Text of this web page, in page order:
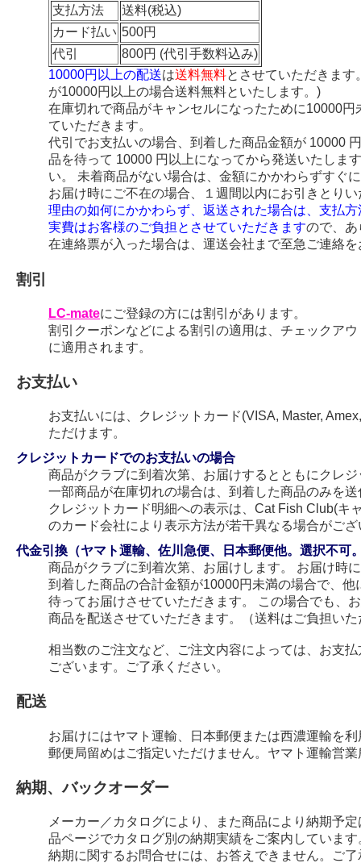
支払方法
送料(税込)
カード払い 500円
代引
800円 (代引手数料込み)
10000円以上の配送は送料無料とさせていただきま
が10000円以上の場合送料無料といたします。)
在庫切れで商品がキャンセルになったために10000
ていただきます。
代引でお支払いの場合、到着した商品金額が 10000
品を待って 10000 円以上になってから発送いたしま
い。 未着商品がない場合は、金額にかかわらずすぐ
お届け時にご不在の場合、１週間以内にお引きとり
理由の如何にかかわらず、返送された場合は、支払
実費はお客様のご負担とさせていただきますので、あ
在連絡票が入った場合は、運送会社まで至急ご連絡
割引
LC-mateにご登録の方には割引があります。
割引クーポンなどによる割引の適用は、チェックア
に適用されます。
お支払い
お支払いには、クレジットカード(VISA, Master,
ただけます。
クレジットカードでのお支払いの場合
商品がクラブに到着次第、お届けするとともにクレ
一部商品が在庫切れの場合は、到着した商品のみを
クレジットカード明細への表示は、Cat Fish Club(キ
のカード会社により表示方法が若干異なる場合がござ
代金引換（ヤマト運輸、佐川急便、日本郵便他。選択不可
商品がクラブに到着次第、お届けします。 お届け時
到着した商品の合計金額が10000円未満の場合で、
待ってお届けさせていただきます。 この場合でも、
商品を配送させていただきます。（送料はご負担い
相当数のご注文など、ご注文内容によっては、お支
ございます。ご了承ください。
配送
お届けにはヤマト運輸、日本郵便または西濃運輸を
郵便局留めはご指定いただけません。ヤマト運輸営
納期、バックオーダー
メーカー／カタログにより、また商品により納期予
品ページでカタログ別の納期実績をご案内しています
納期に関するお問合せには、お答えできません。ご